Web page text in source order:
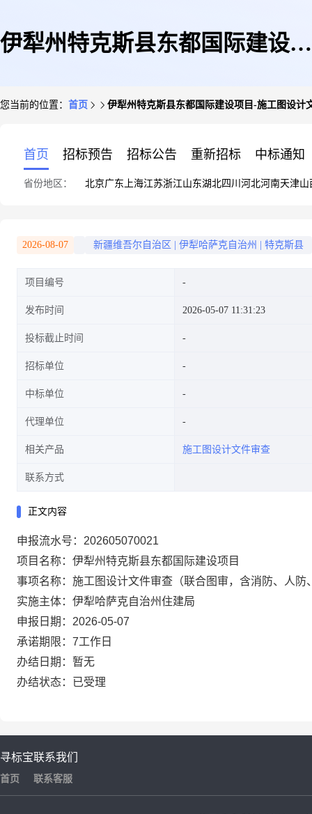
伊犁州特克斯县东都国际建设项
您当前的位置： 首页 伊犁州特克斯县东都国际建设项目-施工图设
首页 招标预告 招标公告 重新招标 中标通知
省份地区： 北京广东 上海江苏浙江山东湖北四川 河北河南天津山
2026-08-07 新疆维吾尔自治区 伊犁哈萨克自治州 特克斯县
项目编号
发布时间 2026-05-07 11:31:23
投标截止时间
招标单位
中标单位
代理单位
相关产品 施工图设计文件审查
联系方式
正文内容
申报流水号：202605070021
项目名称：伊犁州特克斯县东都国际建设项目
事项名称：施工图设计文件审查（联合图审，含消防、人防
实施主体：伊犁哈萨克自治州住建局
申报日期：2026-05-07
承诺期限：7工作日
办结日期：暂无
办结状态：已受理
寻标宝
首页
联系我们
联系客服